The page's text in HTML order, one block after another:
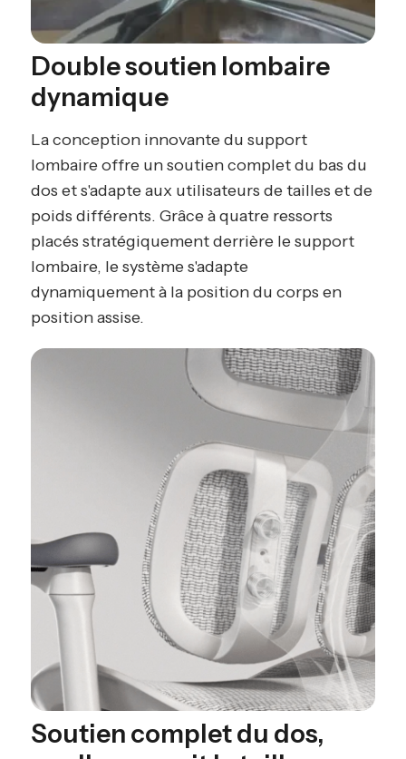
Double soutien lombaire
dynamique
La conception innovante du support
lombaire offre un soutien complet du bas du
dos et s'adapte aux utilisateurs de tailles et de
poids différents. Grâce à quatre ressorts
placés stratégiquement derrière le support
lombaire, le système s'adapte
dynamiquement à la position du corps en
position assise.
Soutien complet du dos,